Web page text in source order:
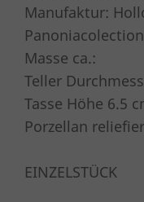
Manufaktur:
Panoniacolection
Masse ca.:
Teller
Tasse Höhe 6.5
Porzellan
EINZELSTÜCK